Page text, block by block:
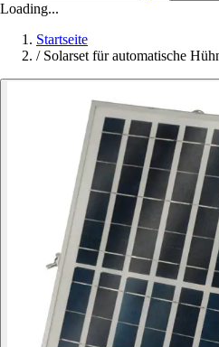
Loading...
Startseite
/ Solarset für automatische